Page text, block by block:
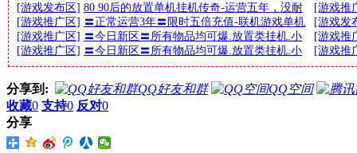
[游戏发布区] 80 90后的放置单机挂机传奇-运营五年，没耐
[游戏推广区] 〓正常运营3年〓限时五倍充值-联机游戏单机
[游戏推广区] 〓今日新区〓所有物品均可爆.放置类挂机.小
[游戏推广区] 〓今日新区〓所有物品均可爆.放置类挂机.小
[游戏推
[游戏发
[游戏推
[游戏推
分享到: QQ好友和群
QQ空间
收藏0 支持0 反对0
分享